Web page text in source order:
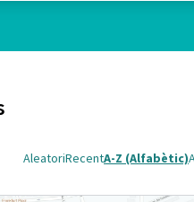
AleatoriRecentA-Z (Alfabètic)